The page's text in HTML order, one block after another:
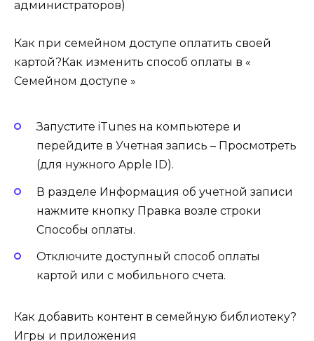
администраторов)
Как при семейном доступе оплатить своей
картой?Как изменить способ оплаты в «
Семейном доступе »
Запустите iTunes на компьютере и
перейдите в Учетная запись – Просмотреть
(для нужного Apple ID).
В разделе Информация об учетной записи
нажмите кнопку Правка возле строки
Способы оплаты.
Отключите доступный способ оплаты
картой или с мобильного счета.
Как добавить контент в семейную библиотеку?
Игры и приложения